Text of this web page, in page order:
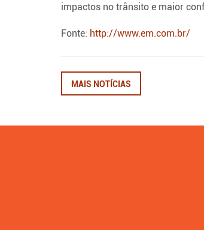
impactos no trânsito e maior
Fonte: http://www.em.com.br/
MAIS NOTÍCIAS